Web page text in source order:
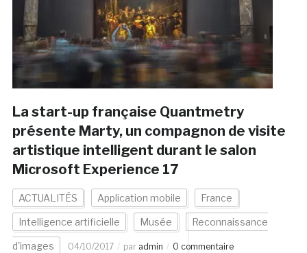
La start-up française Quantmetry
présente Marty, un compagnon de visite
artistique intelligent durant le salon
Microsoft Experience 17
ACTUALITÉS Application mobile France
Intelligence artificielle Musée Reconnaissance
d'images 04/10/2017 par admin 0 commentaire